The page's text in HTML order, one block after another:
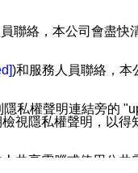
聯絡，本公司會盡快
)和服務人員聯絡，本
私權聲明連結旁的
視隱私權聲明，以得
共享電腦或使用公共